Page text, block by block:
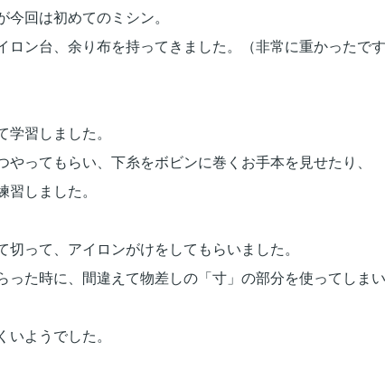
回は初めてのミシン。
ン台、 余り布を持ってきました。（非常に重かったで
学習しました。
やってもらい 、下糸をボビンに巻くお手本を見せたり、
しました。
って、アイロンがけをしてもらいました。
た時に、
間違えて物差しの「寸」 の部分を使ってしま
ようでした。